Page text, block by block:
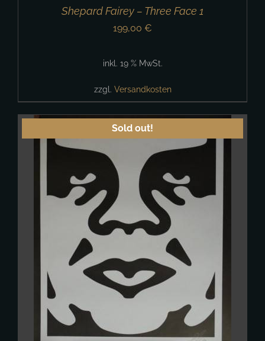
Shepard Fairey – Three Face 1
199,00 €
inkl. 19 % MwSt.
zzgl. Versandkosten
Sold out!